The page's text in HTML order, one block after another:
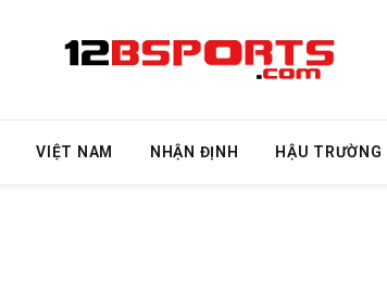
VIỆT NAM NHẬN ĐỊNH HẬU TRƯỜNG